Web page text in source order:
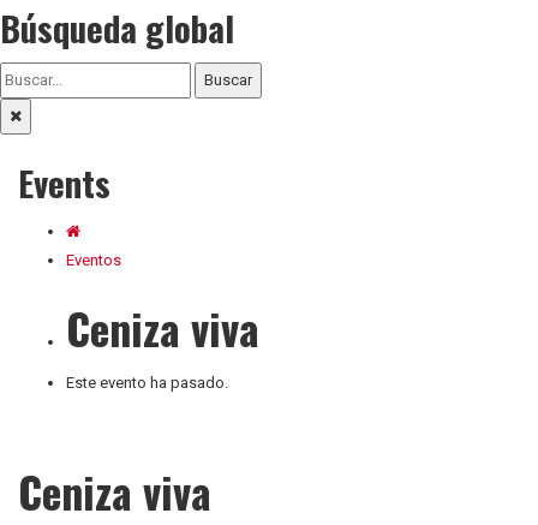
Búsqueda global
Buscar
Events
Eventos
Ceniza viva
Este evento ha pasado.
Ceniza viva